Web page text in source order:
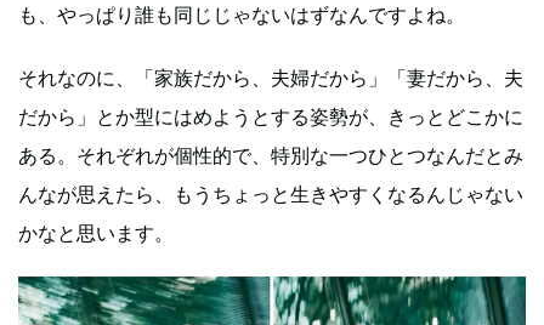
も、やっぱり誰も同じじゃないはずなんですよね。
それなのに、「家族だから、夫婦だから」「妻だから、夫
だから」とか型にはめようとする姿勢が、きっとどこかに
ある。それぞれが個性的で、特別な一つひとつなんだとみ
んなが思えたら、もうちょっと生きやすくなるんじゃない
かなと思います。